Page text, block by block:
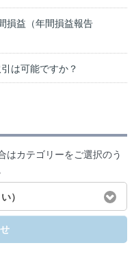
損益（年間損益報告
は可能ですか？
はカテゴリーをご選択のう
）